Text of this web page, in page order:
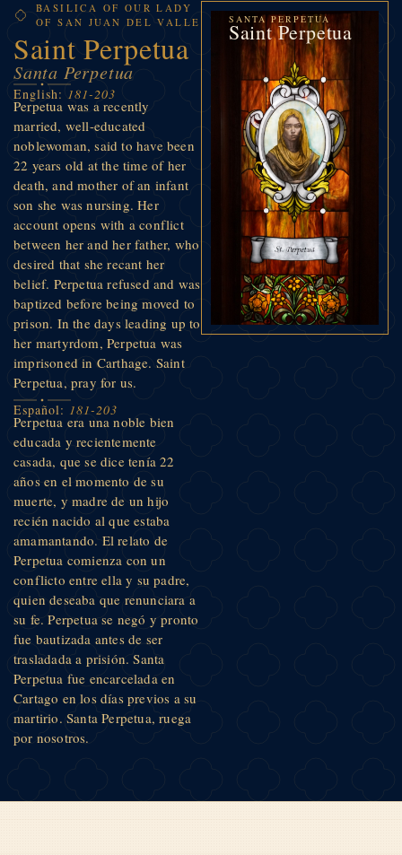
BASILICA OF OUR LADY
OF SAN JUAN DEL VALLE
Saint Perpetua
Santa Perpetua
English: 181-203
Perpetua was a recently
married, well-educated
noblewoman, said to have been
22 years old at the time of her
death, and mother of an infant
son she was nursing. Her
account opens with a conflict
between her and her father, who
desired that she recant her
belief. Perpetua refused and was
baptized before being moved to
prison. In the days leading up to
her martyrdom, Perpetua was
imprisoned in Carthage. Saint
Perpetua, pray for us.
Español: 181-203
Perpetua era una noble bien
educada y recientemente
casada, que se dice tenía 22
años en el momento de su
muerte, y madre de un hijo
recién nacido al que estaba
amamantando. El relato de
Perpetua comienza con un
conflicto entre ella y su padre,
quien deseaba que renunciara a
su fe. Perpetua se negó y pronto
fue bautizada antes de ser
trasladada a prisión. Santa
Perpetua fue encarcelada en
Cartago en los días previos a su
martirio. Santa Perpetua, ruega
por nosotros.
SANTA PERPETUA
Saint Perpetua